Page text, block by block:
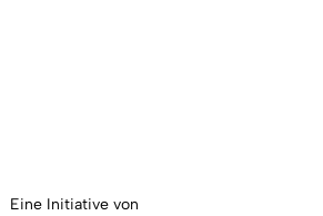
Eine Initiative von